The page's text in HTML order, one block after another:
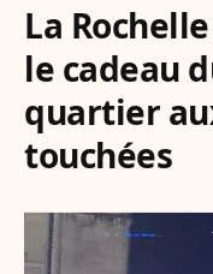
La
le cadeau
quartier
touchées